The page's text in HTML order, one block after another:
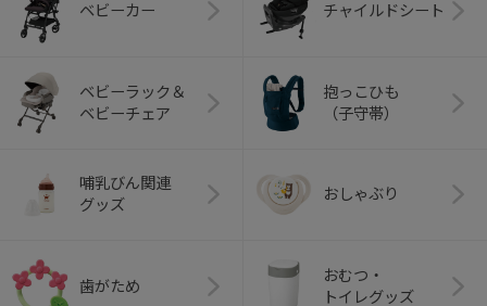
ベビーカー チャイルドシート
ベビーラック＆
ベビーチェア
抱っこひも
（子守帯）
哺乳びん関連
グッズ
おしゃぶり
歯がため
おむつ・
トイレグッズ